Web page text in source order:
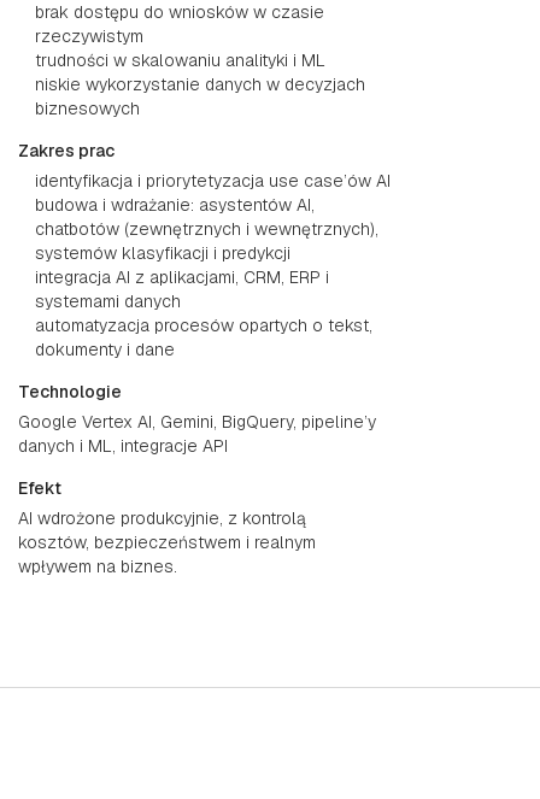
brak dostępu do wniosków w czasie
rzeczywistym
trudności w skalowaniu analityki i ML
niskie wykorzystanie danych w decyzjach
biznesowych
Zakres prac
identyfikacja i priorytetyzacja use case’ów AI
budowa i wdrażanie: asystentów AI,
chatbotów (zewnętrznych i wewnętrznych),
systemów klasyfikacji i predykcji
integracja AI z aplikacjami, CRM, ERP i
systemami danych
automatyzacja procesów opartych o tekst,
dokumenty i dane
Technologie
Google Vertex AI, Gemini, BigQuery, pipeline’y
danych i ML, integracje API
Efekt
AI wdrożone produkcyjnie, z kontrolą
kosztów, bezpieczeństwem i realnym
wpływem na biznes.